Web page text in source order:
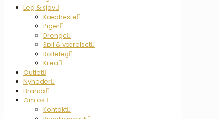
Leg & sjov
Kæpheste
Piger
Drenge
Spil & værelset
Rolleleg
Krea
Outlet
Nyheder
Brands
Om os
Kontakt